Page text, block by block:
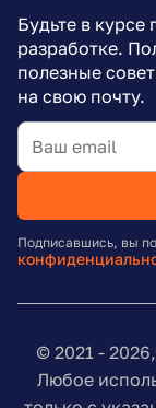
Будьте в курсе
разработке.
полезные
на свою почту.
Подписавшись, вы
© 2021 -
Любое